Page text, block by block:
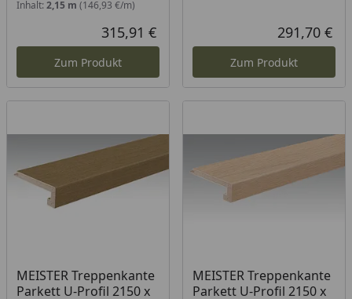
Inhalt: 2,15 m (146,93 €/m)
Aktueller Preis
315,91 €
Zum Produkt
291,70 €
Zum Produkt
MEISTER Treppenkante
Parkett U-Profil 2150 x
MEISTER Treppenkante
Parkett U-Profil 2150 x